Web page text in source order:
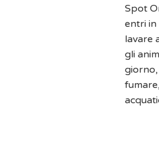
Spot
entri in
lavare
gli